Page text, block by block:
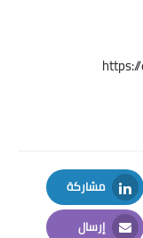
مشاركة
LinkedIn
إرسال